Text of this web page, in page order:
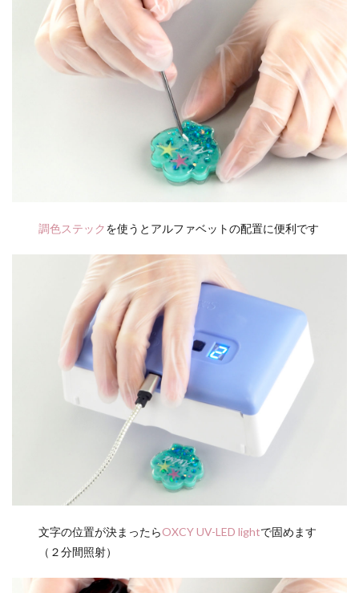
調色ステックを使うとアルファベットの配置に便利です
文字の位置が決まったらOXCY UV-LED lightで固めます
（２分間照射）